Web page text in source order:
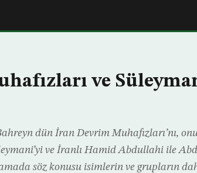
ve
dün İran Devrim Muhafızları’nı,
ve İranlı Hamid Abdullahi ile
söz konusu isimlerin ve grupların